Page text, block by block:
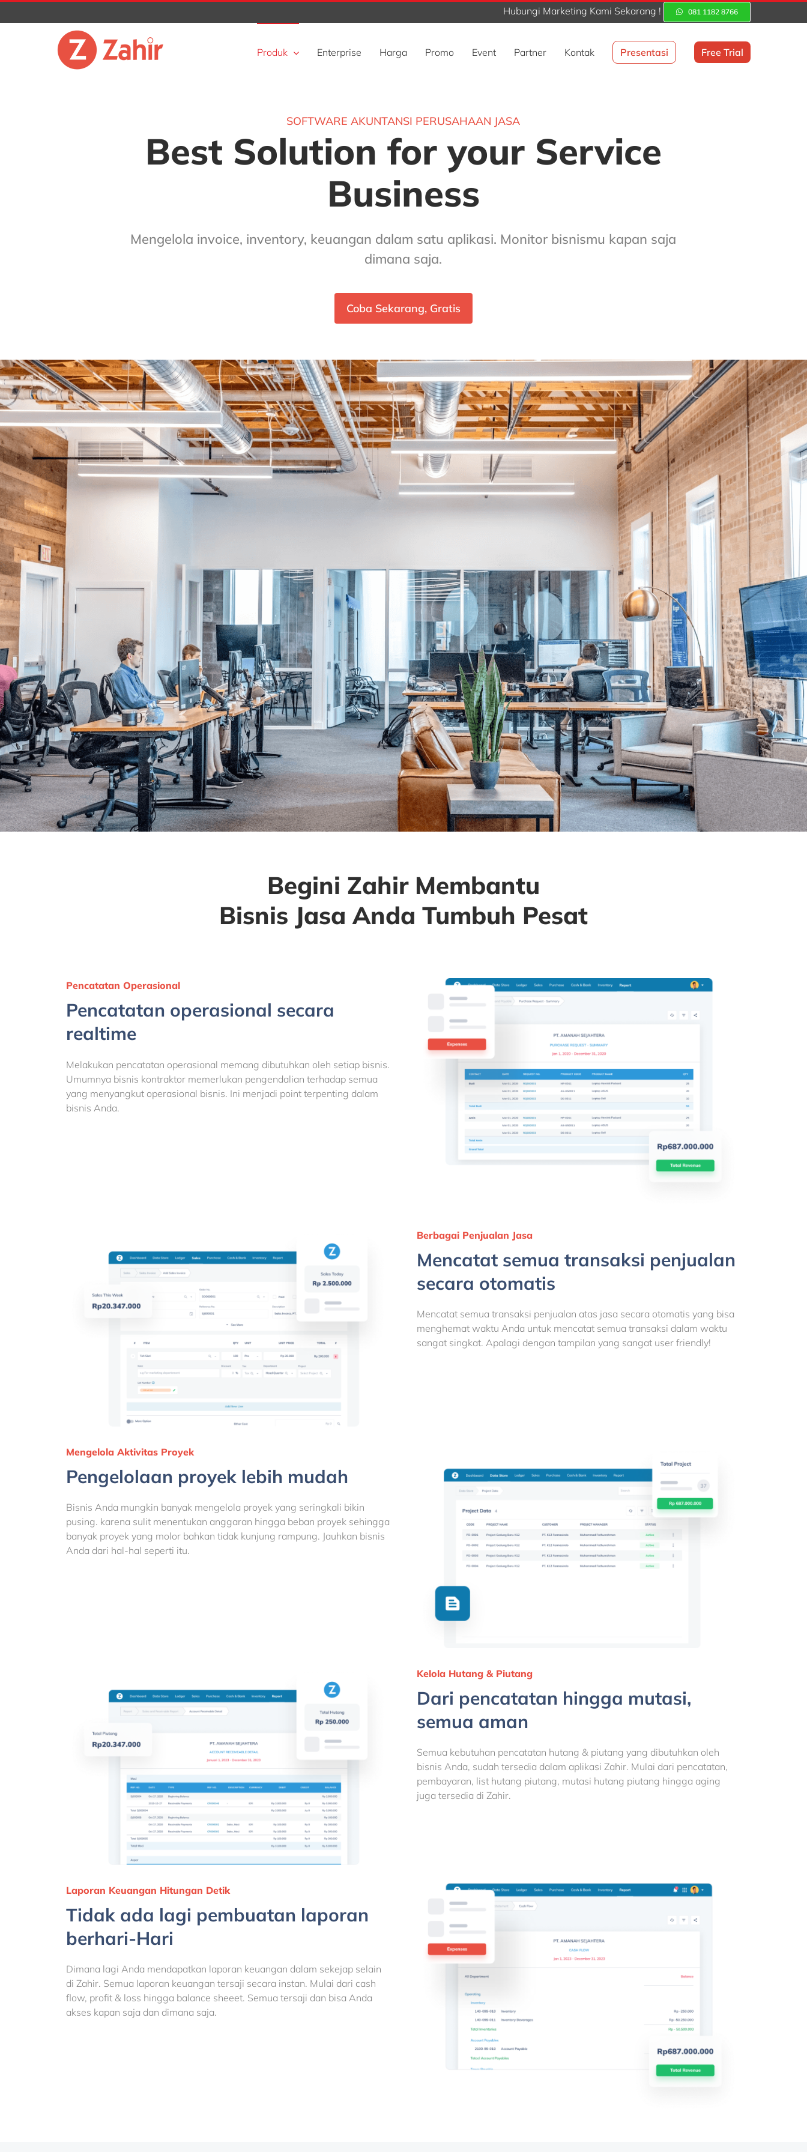
to
Hubungi Marketing Kami Sekarang ! 081 1182 8766
Produk Enterprise Harga Promo Event Partner Kontak Presentasi Free Trial
SOFTWARE AKUNTANSI PERUSAHAAN JASA
Best Solution for your Service
Business
Mengelola invoice, inventory, keuangan dalam satu aplikasi. Monitor bisnismu kapan saja
dimana saja.
Coba Sekarang, Gratis
Begini Zahir Membantu
Bisnis Jasa Anda Tumbuh Pesat
Pencatatan Operasional
Pencatatan operasional secara
realtime
Melakukan pencatatan operasional memang dibutuhkan oleh setiap bisnis.
Umumnya bisnis kontraktor memerlukan pengendalian terhadap semua
yang menyangkut operasional bisnis. Ini menjadi point terpenting dalam
bisnis Anda.
Berbagai Penjualan Jasa
Mencatat semua transaksi penjualan
secara otomatis
Mencatat semua transaksi penjualan atas jasa secara otomatis yang bisa
menghemat waktu Anda untuk mencatat semua transaksi dalam waktu
sangat singkat. Apalagi dengan tampilan yang sangat user friendly!
Mengelola Aktivitas Proyek
Pengelolaan proyek lebih mudah
Bisnis Anda mungkin banyak mengelola proyek yang seringkali bikin
pusing. karena sulit menentukan anggaran hingga beban proyek sehingga
banyak proyek yang molor bahkan tidak kunjung rampung. Jauhkan bisnis
Anda dari hal-hal seperti itu.
Kelola Hutang & Piutang
Dari pencatatan hingga mutasi,
semua aman
Semua kebutuhan pencatatan hutang & piutang yang dibutuhkan oleh
bisnis Anda, sudah tersedia dalam aplikasi Zahir. Mulai dari pencatatan,
pembayaran, list hutang piutang, mutasi hutang piutang hingga aging
juga tersedia di Zahir.
Laporan Keuangan Hitungan Detik
Tidak ada lagi pembuatan laporan
berhari-Hari
Dimana lagi Anda mendapatkan laporan keuangan dalam sekejap selain
di Zahir. Semua laporan keuangan tersaji secara instan. Mulai dari cash
flow, profit & loss hingga balance sheeet. Semua tersaji dan bisa Anda
akses kapan saja dan dimana saja.